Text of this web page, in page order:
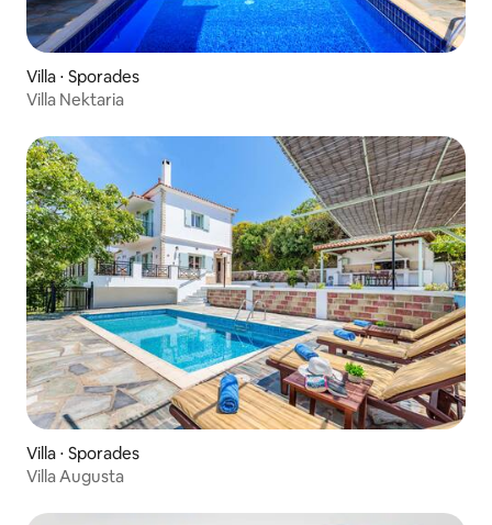
Villa ⋅ Sporades
Villa Nektaria
Villa ⋅ Sporades
Villa Augusta